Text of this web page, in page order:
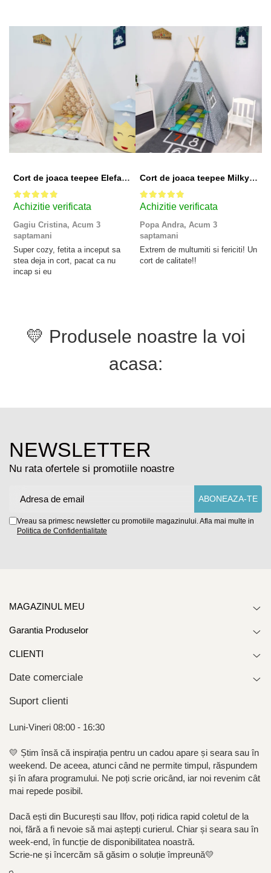
Cort de joaca teepee Elefanti - bej
Achizitie verificata
Gagiu Cristina, Acum 3
saptamani
Super cozy, fetita a inceput sa
stea deja in cort, pacat ca nu
incap si eu
Cort de joaca teepee Milky Stars Personalizat
Achizitie verificata
Popa Andra, Acum 3
saptamani
Extrem de multumiti si fericiti! Un
cort de calitate!!
💛 Produsele noastre la voi
acasa:
NEWSLETTER
Nu rata ofertele si promotiile noastre
Vreau sa primesc newsletter cu promotiile magazinului. Afla mai multe in
Politica de Confidentialitate
MAGAZINUL MEU
Garantia Produselor
CLIENTI
Date comerciale
Suport clienti
Luni-Vineri 08:00 - 16:30
💛 Știm însă că inspirația pentru un cadou apare și seara sau în
weekend. De aceea, atunci când ne permite timpul, răspundem
și în afara programului. Ne poți scrie oricând, iar noi revenim cât
mai repede posibil.
Dacă ești din București sau Ilfov, poți ridica rapid coletul de la
noi, fără a fi nevoie să mai aștepți curierul. Chiar și seara sau în
week-end, în funcție de disponibilitatea noastră.
Scrie-ne și încercăm să găsim o soluție împreună💛